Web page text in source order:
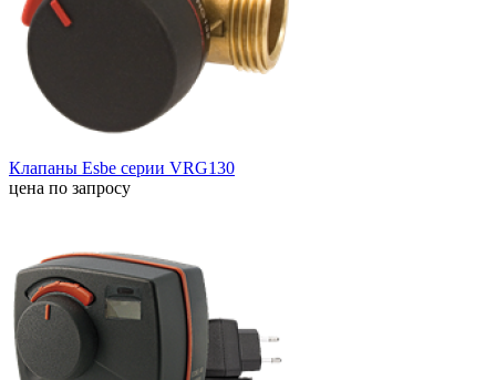
Клапаны Esbe серии VRG130
цена по запросу